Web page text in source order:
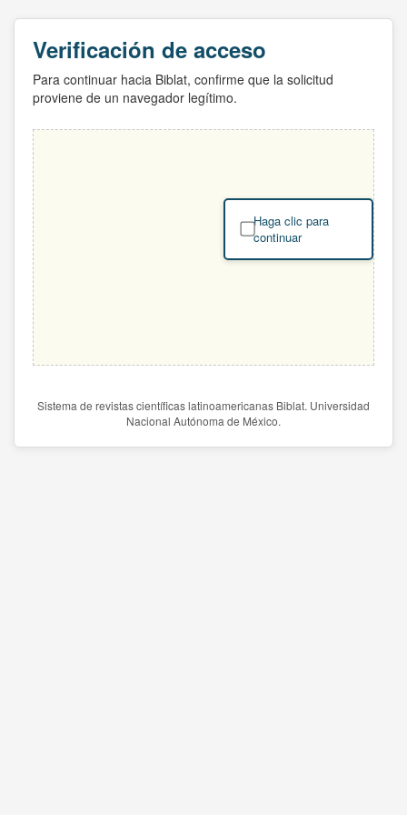
Verificación de acceso
Para continuar hacia Biblat, confirme que la solicitud
proviene de un navegador legítimo.
Haga clic para
continuar
Sistema de revistas científicas latinoamericanas Biblat. Universidad
Nacional Autónoma de México.